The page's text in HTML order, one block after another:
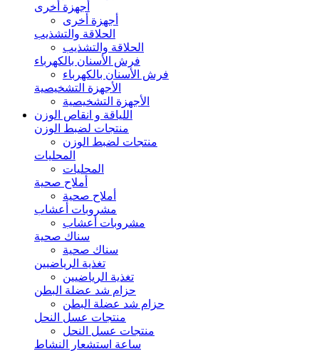
أجهزة أخرى
أجهزة أخرى
الحلاقة والتشذيب
الحلاقة والتشذيب
فرش الأسنان بالكهرباء
فرش الأسنان بالكهرباء
الأجهزة التشخيصية
الأجهزة التشخيصية
اللياقة و انقاص الوزن
منتجات لضبط الوزن
منتجات لضبط الوزن
المحليات
المحليات
أملاح صحية
أملاح صحية
مشروبات أعشاب
مشروبات أعشاب
سناك صحية
سناك صحية
تغذية الرياضيين
تغذية الرياضيين
حزام شد عضلة البطن
حزام شد عضلة البطن
منتجات عسل النحل
منتجات عسل النحل
ساعة استشعار النشاط